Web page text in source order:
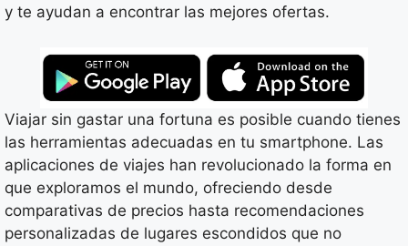
y te ayudan a encontrar las mejores ofertas.
Viajar sin gastar una fortuna es posible cuando tienes
las herramientas adecuadas en tu smartphone. Las
aplicaciones de viajes han revolucionado la forma en
que exploramos el mundo, ofreciendo desde
comparativas de precios hasta recomendaciones
personalizadas de lugares escondidos que no